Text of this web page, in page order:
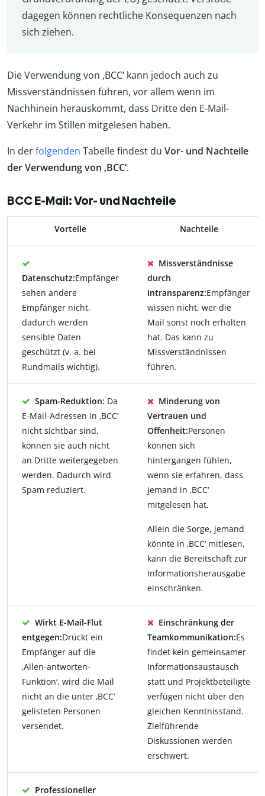
dagegen können rechtliche Konsequenzen nach
sich ziehen.
Die Verwendung von ‚BCC‘ kann jedoch auch zu
Missverständnissen führen, vor allem wenn im
Nachhinein herauskommt, dass Dritte den E-Mail-
Verkehr im Stillen mitgelesen haben.
In derfolgenden Tabelle findest du Vor- und Nachteile
der Verwendung von ‚BCC‘.
BCC E-Mail: Vor- und Nachteile
Vorteile Nachteile
Datenschutz:Empfänger
sehen andere
Empfänger nicht,
dadurch werden
sensible Daten
geschützt (v. a. bei
Rundmails wichtig).
Missverständnisse
durch
Intransparenz:Empfänger
wissen nicht, wer die
Mail sonst noch erhalten
hat. Das kann zu
Missverständnissen
führen.
Spam-Reduktion: Da
E-Mail-Adressen in ‚BCC‘
nicht sichtbar sind,
können sie auch nicht
an Dritte weitergegeben
werden. Dadurch wird
Spam reduziert.
Minderung von
Vertrauen und
Offenheit:Personen
können sich
hintergangen fühlen,
wenn sie erfahren, dass
jemand in ‚BCC‘
mitgelesen hat.
Allein die Sorge, jemand
könnte in ‚BCC‘ mitlesen,
kann die Bereitschaft zur
Informationsherausgabe
einschränken.
Wirkt E-Mail-Flut
entgegen:Drückt ein
Empfänger auf die
‚Allen-antworten-
Funktion‘, wird die Mail
nicht an die unter ‚BCC‘
gelisteten Personen
versendet.
Einschränkung der
Teamkommunikation:Es
findet kein gemeinsamer
Informationsaustausch
statt und Projektbeteiligte
verfügen nicht über den
gleichen Kenntnisstand.
Zielführende
Diskussionen werden
erschwert.
Professioneller